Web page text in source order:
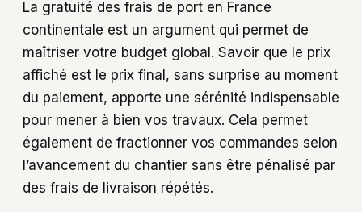
La gratuité des frais de port en France
continentale est un argument qui permet de
maîtriser votre budget global. Savoir que le prix
affiché est le prix final, sans surprise au moment
du paiement, apporte une sérénité indispensable
pour mener à bien vos travaux. Cela permet
également de fractionner vos commandes selon
l’avancement du chantier sans être pénalisé par
des frais de livraison répétés.